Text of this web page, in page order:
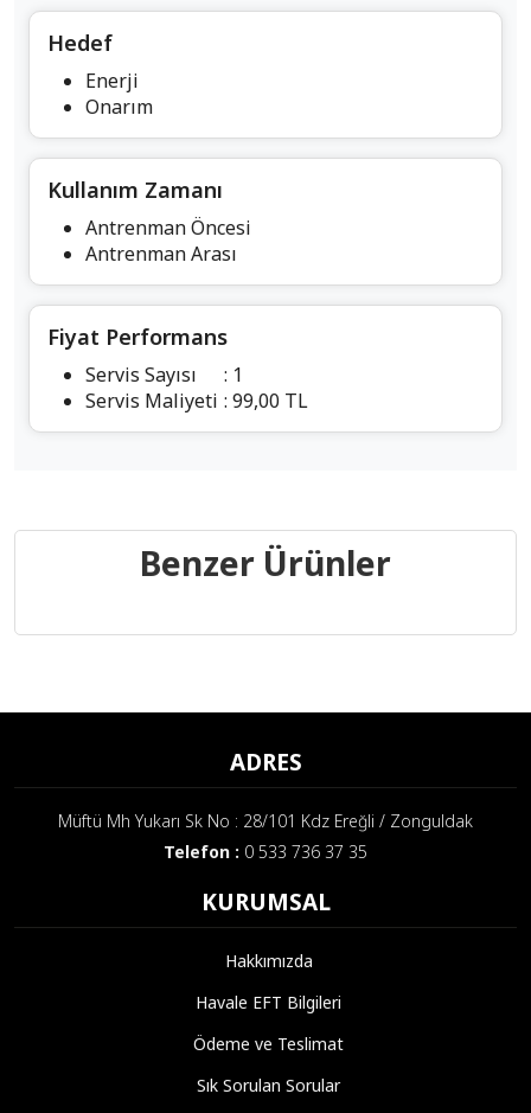
Hedef
Enerji
Onarım
Kullanım Zamanı
Antrenman Öncesi
Antrenman Arası
Fiyat Performans
Servis Sayısı
: 1
Servis Maliyeti : 99,00 TL
Benzer Ürünler
ADRES
Müftü Mh Yukarı Sk No : 28/101 Kdz Ereğli / Zonguldak
Telefon : 0 533 736 37 35
KURUMSAL
Hakkımızda
Havale EFT Bilgileri
Ödeme ve Teslimat
Sık Sorulan Sorular